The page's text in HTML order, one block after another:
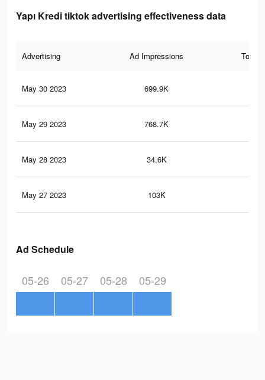
Yapı Kredi tiktok advertising effectiveness data
Advertising Ad Impressions Total
May 30 2023 699.9K
May 29 2023 768.7K
May 28 2023 34.6K
May 27 2023 103K
Ad Schedule
05-26 05-27 05-28 05-29